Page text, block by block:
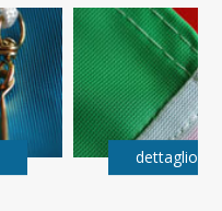
dettaglio